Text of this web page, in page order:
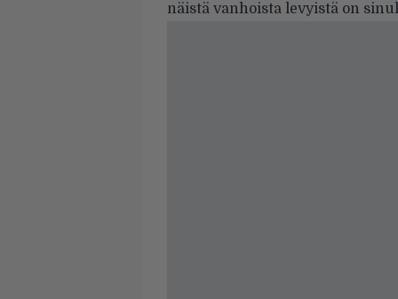
näistä vanhoista levyistä on